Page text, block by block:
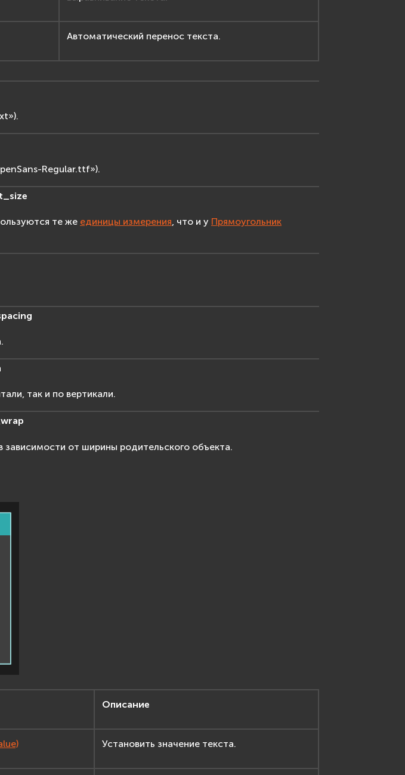
Автоматический перенос текста.
Regular.ttf»).
те же единицы измерения, что и у Прямоугольник
так и по вертикали.
зависимости от ширины родительского объекта.
Описание
Установить значение текста.